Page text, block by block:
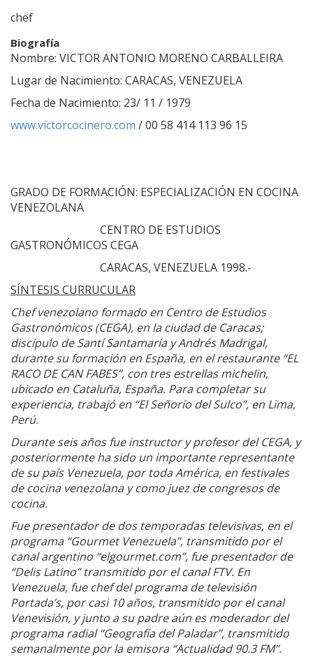
chef
Biografía
Nombre: VICTOR ANTONIO MORENO CARBALLEIRA
Lugar de Nacimiento: CARACAS, VENEZUELA
Fecha de Nacimiento: 23/ 11 / 1979
www.victorcocinero.com / 00 58 414 113 96 15
GRADO DE FORMACIÓN: ESPECIALIZACIÓN EN COCINA
VENEZOLANA
CENTRO DE ESTUDIOS
GASTRONÓMICOS CEGA
CARACAS, VENEZUELA 1998.-
SÍNTESIS CURRUCULAR
Chef venezolano formado en Centro de Estudios
Gastronómicos (CEGA), en la ciudad de Caracas;
discípulo de Santí Santamaría y Andrés Madrigal,
durante su formación en España, en el restaurante “EL
RACO DE CAN FABES”, con tres estrellas michelin,
ubicado en Cataluña, España. Para completar su
experiencia, trabajó en “El Señorío del Sulco”, en Lima,
Perú.
Durante seis años fue instructor y profesor del CEGA, y
posteriormente ha sido un importante representante
de su país Venezuela, por toda América, en festivales
de cocina venezolana y como juez de congresos de
cocina.
Fue presentador de dos temporadas televisivas, en el
programa “Gourmet Venezuela”, transmitido por el
canal argentino “elgourmet.com”, fue presentador de
“Delis Latino” transmitido por el canal FTV. En
Venezuela, fue chef del programa de televisión
Portada’s, por casi 10 años, transmitido por el canal
Venevisión, y junto a su padre aún es moderador del
programa radial “Geografía del Paladar”, transmitido
semanalmente por la emisora “Actualidad 90.3 FM”.